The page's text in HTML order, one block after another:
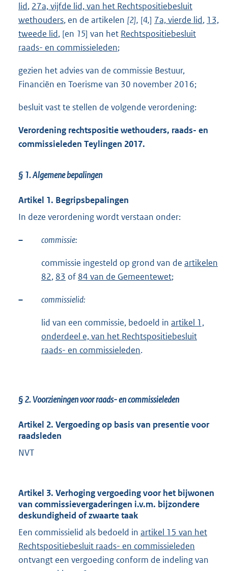
lid, 27a, vijfde lid, van het Rechtspositiebesluit
wethouders, en de artikelen [2], [4,] 7a, vierde lid, 13,
tweede lid, [en 15] van het Rechtspositiebesluit
raads- en commissieleden;
gezien het advies van de commissie Bestuur,
Financiën en Toerisme van 30 november 2016;
besluit vast te stellen de volgende verordening:
Verordening rechtspositie wethouders, raads- en
commissieleden Teylingen 2017.
§ 1.Algemene bepalingen
Artikel 1. Begripsbepalingen
In deze verordening wordt verstaan onder:
– commissie:
commissie ingesteld op grond van de artikelen
82, 83 of 84 van de Gemeentewet;
– commissielid:
lid van een commissie, bedoeld in artikel 1,
onderdeel e, van het Rechtspositiebesluit
raads- en commissieleden.
§ 2.Voorzieningen voor raads- en commissieleden
Artikel 2. Vergoeding op basis van presentie voor
raadsleden
NVT
Artikel 3. Verhoging vergoeding voor het bijwonen
van commissievergaderingen i.v.m. bijzondere
deskundigheid of zwaarte taak
Een commissielid als bedoeld in artikel 15 van het
Rechtspositiebesluit raads- en commissieleden
ontvangt een vergoeding conform de indeling van